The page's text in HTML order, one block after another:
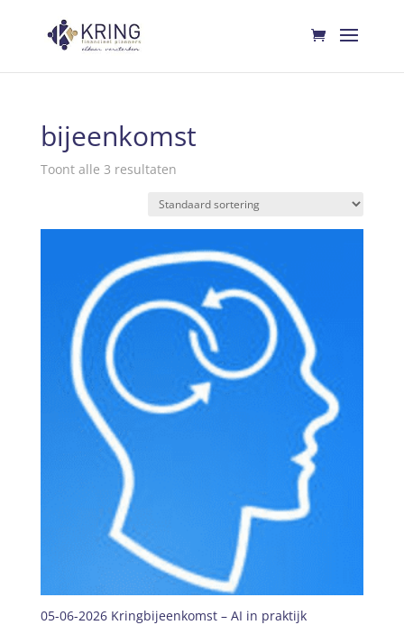
bijeenkomst
Toont alle 3 resultaten
05-06-2026 Kringbijeenkomst – AI in praktijk